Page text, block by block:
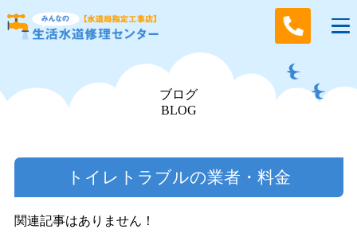
ブログ
BLOG
トイレトラブルの業者・料金
関連記事はありません！